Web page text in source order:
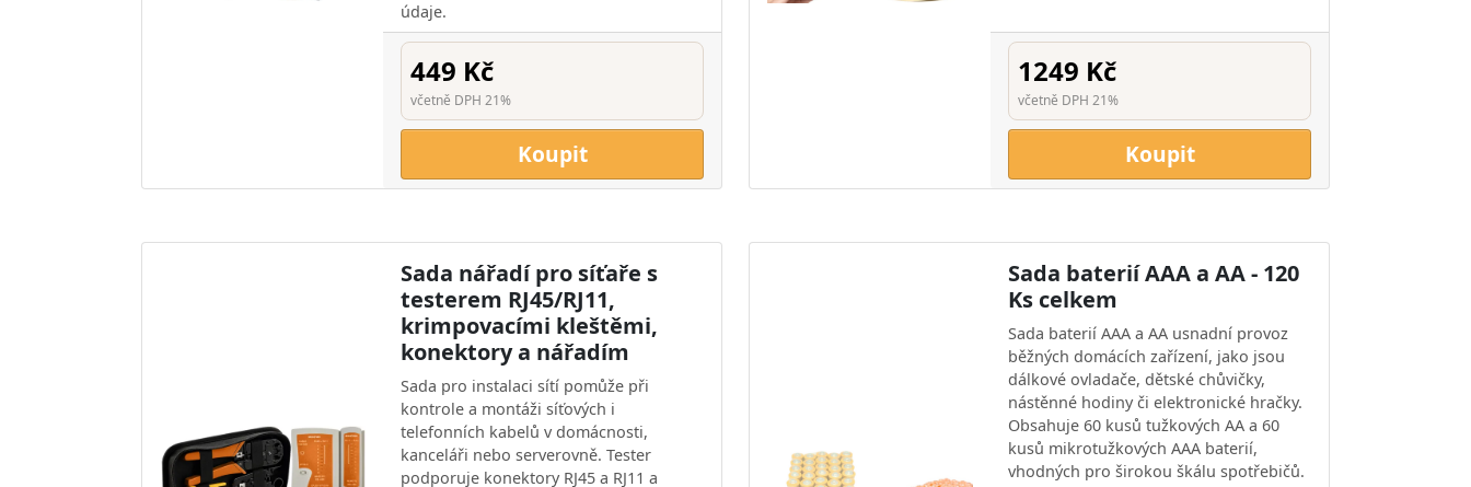
údaje.
449 Kč
včetně DPH 21%
Koupit
1249 Kč
včetně DPH 21%
Koupit
Sada nářadí pro síťaře s
testerem RJ45/RJ11,
krimpovacími kleštěmi,
konektory a nářadím
Sada pro instalaci sítí pomůže při
kontrole a montáži síťových i
telefonních kabelů v domácnosti,
kanceláři nebo serverovně. Tester
podporuje konektory RJ45 a RJ11 a
Sada baterií AAA a AA - 120
Ks celkem
Sada baterií AAA a AA usnadní provoz
běžných domácích zařízení, jako jsou
dálkové ovladače, dětské chůvičky,
nástěnné hodiny či elektronické hračky.
Obsahuje 60 kusů tužkových AA a 60
kusů mikrotužkových AAA baterií,
vhodných pro širokou škálu spotřebičů.